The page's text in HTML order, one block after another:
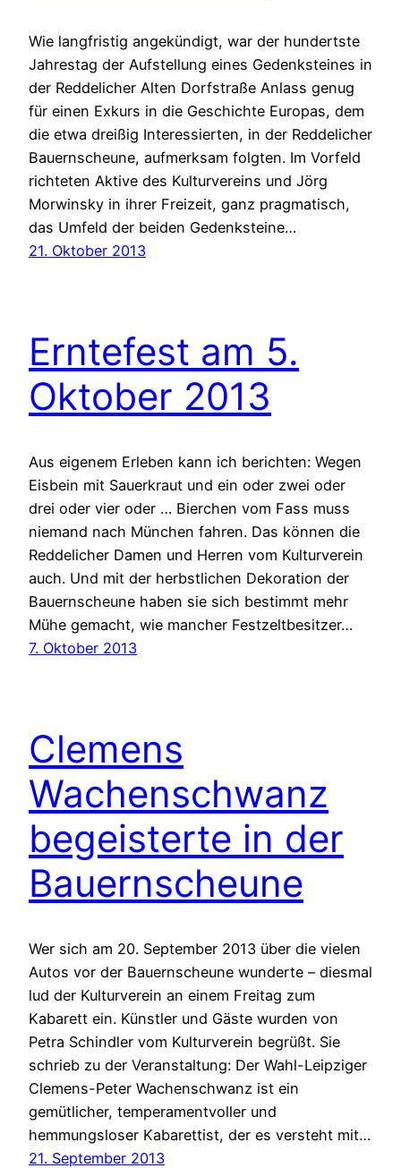
Wie langfristig angekündigt, war der hundertste
Jahrestag der Aufstellung eines Gedenksteines in
der Reddelicher Alten Dorfstraße Anlass genug
für einen Exkurs in die Geschichte Europas, dem
die etwa dreißig Interessierten, in der Reddelicher
Bauernscheune, aufmerksam folgten. Im Vorfeld
richteten Aktive des Kulturvereins und Jörg
Morwinsky in ihrer Freizeit, ganz pragmatisch,
das Umfeld der beiden Gedenksteine…
21. Oktober 2013
Erntefest am 5.
Oktober 2013
Aus eigenem Erleben kann ich berichten: Wegen
Eisbein mit Sauerkraut und ein oder zwei oder
drei oder vier oder … Bierchen vom Fass muss
niemand nach München fahren. Das können die
Reddelicher Damen und Herren vom Kulturverein
auch. Und mit der herbstlichen Dekoration der
Bauernscheune haben sie sich bestimmt mehr
Mühe gemacht, wie mancher Festzeltbesitzer…
7. Oktober 2013
Clemens
Wachenschwanz
begeisterte in der
Bauernscheune
Wer sich am 20. September 2013 über die vielen
Autos vor der Bauernscheune wunderte – diesmal
lud der Kulturverein an einem Freitag zum
Kabarett ein. Künstler und Gäste wurden von
Petra Schindler vom Kulturverein begrüßt. Sie
schrieb zu der Veranstaltung: Der Wahl-Leipziger
Clemens-Peter Wachenschwanz ist ein
gemütlicher, temperamentvoller und
hemmungsloser Kabarettist, der es versteht mit…
21. September 2013